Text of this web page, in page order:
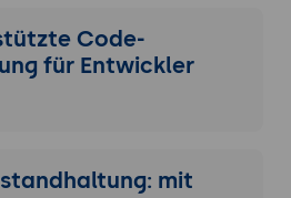
Code-
für Entwickler
mit